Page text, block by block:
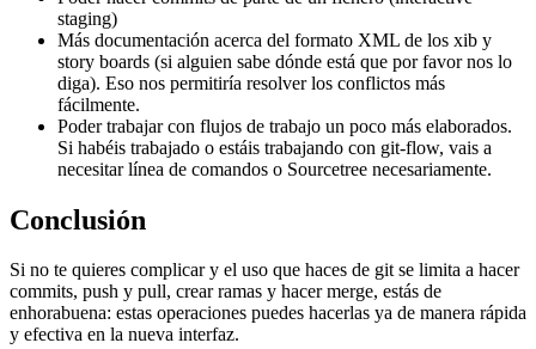
staging)
Más documentación acerca del formato XML de los xib y
story boards (si alguien sabe dónde está que por favor nos lo
diga). Eso nos permitiría resolver los conflictos más
fácilmente.
Poder trabajar con flujos de trabajo un poco más elaborados.
Si habéis trabajado o estáis trabajando con git-flow, vais a
necesitar línea de comandos o Sourcetree necesariamente.
Conclusión
Si no te quieres complicar y el uso que haces de git se limita a hacer
commits, push y pull, crear ramas y hacer merge, estás de
enhorabuena: estas operaciones puedes hacerlas ya de manera rápida
y efectiva en la nueva interfaz.